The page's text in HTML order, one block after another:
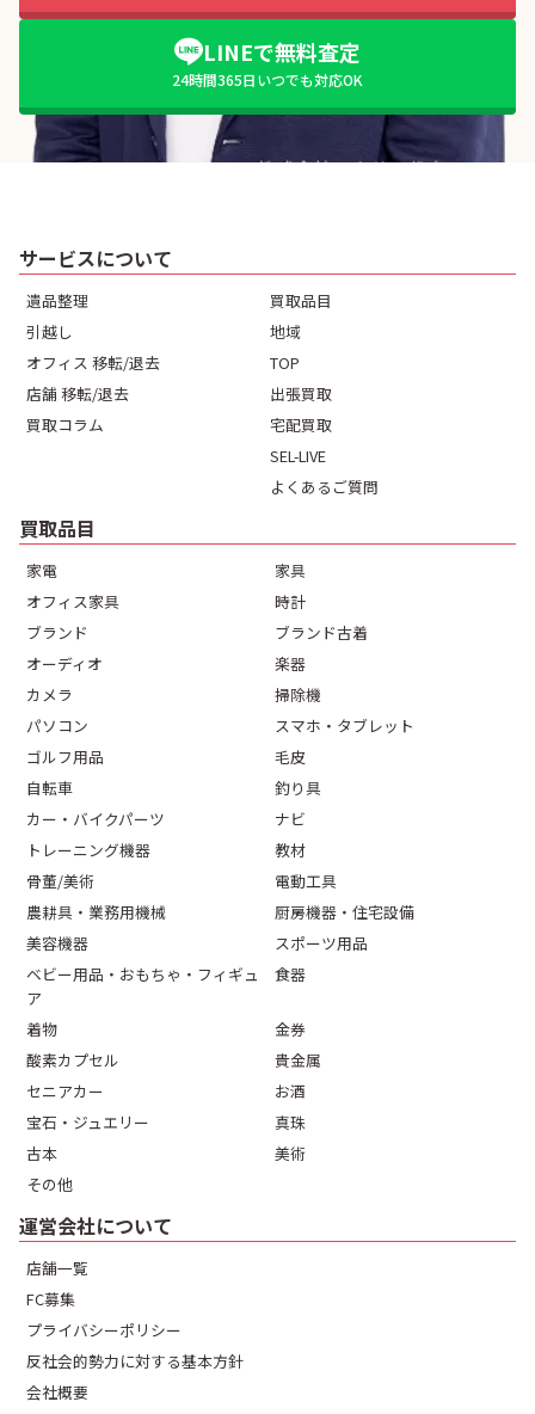
LINEで無料査定
24時間365日いつでも対応OK
サービスについて
遺品整理
引越し
オフィス 移転/退去
店舗 移転/退去
買取コラム
買取品目
地域
TOP
出張買取
宅配買取
SEL-LIVE
よくあるご質問
買取品目
家電
家具
オフィス家具
時計
ブランド
ブランド古着
オーディオ
楽器
カメラ
掃除機
パソコン
スマホ・タブレット
ゴルフ用品
毛皮
自転車
釣り具
カー・バイクパーツ
ナビ
トレーニング機器
教材
骨董/美術
電動工具
農耕具・業務用機械
厨房機器・住宅設備
美容機器
スポーツ用品
ベビー用品・おもちゃ・フィギュ
ア
食器
着物
金券
酸素カプセル
貴金属
セニアカー
お酒
宝石・ジュエリー
真珠
古本
美術
その他
運営会社について
店舗一覧
FC募集
プライバシーポリシー
反社会的勢力に対する基本方針
会社概要